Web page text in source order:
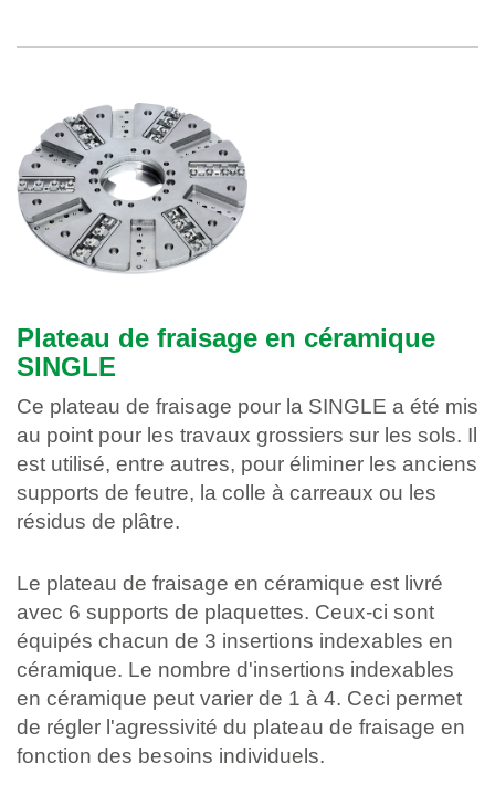
Plateau de fraisage en céramique
SINGLE
Ce plateau de fraisage pour la SINGLE a été mis
au point pour les travaux grossiers sur les sols. Il
est utilisé, entre autres, pour éliminer les anciens
supports de feutre, la colle à carreaux ou les
résidus de plâtre.
Le plateau de fraisage en céramique est livré
avec 6 supports de plaquettes. Ceux-ci sont
équipés chacun de 3 insertions indexables en
céramique. Le nombre d'insertions indexables
en céramique peut varier de 1 à 4. Ceci permet
de régler l'agressivité du plateau de fraisage en
fonction des besoins individuels.